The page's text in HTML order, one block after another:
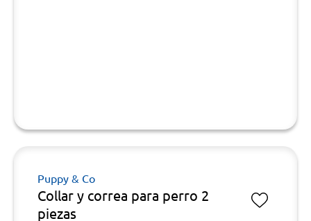
Puppy & Co
Collar y correa para perro 2
piezas